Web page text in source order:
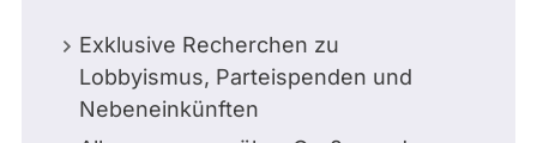
Exklusive Recherchen zu
Lobbyismus, Parteispenden und
Nebeneinkünften